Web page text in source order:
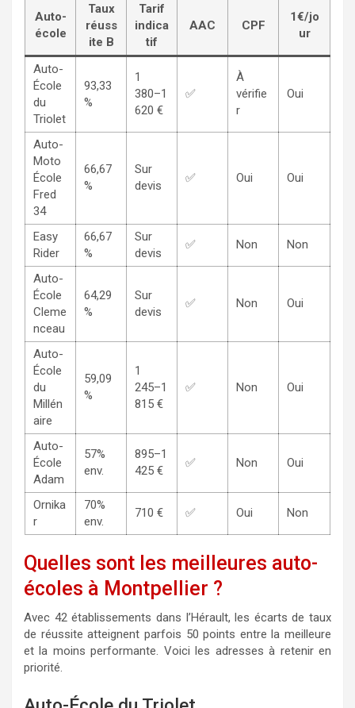
Auto-
école
Taux
réuss
ite B
Tarif
indica
tif
AAC CPF
1€/jo
ur
Auto-
École
du
Triolet
93,33
%
1
380–1
620 €
✅
À
vérifie
r
Oui
Auto-
Moto
École
Fred
34
66,67
%
Sur
devis
✅ Oui Oui
Easy
Rider
66,67
%
Sur
devis
✅ Non Non
Auto-
École
Cleme
nceau
64,29
%
Sur
devis
✅ Non Oui
Auto-
École
du
Millén
aire
59,09
%
1
245–1
815 €
✅ Non Oui
Auto-
École
Adam
57%
env.
895–1
425 €
✅ Non Oui
Ornika
r
70%
env.
710 € ✅ Oui Non
Quelles sont les meilleures auto-
écoles à Montpellier ?
Avec 42 établissements dans l’Hérault, les écarts de taux
de réussite atteignent parfois 50 points entre la meilleure
et la moins performante. Voici les adresses à retenir en
priorité.